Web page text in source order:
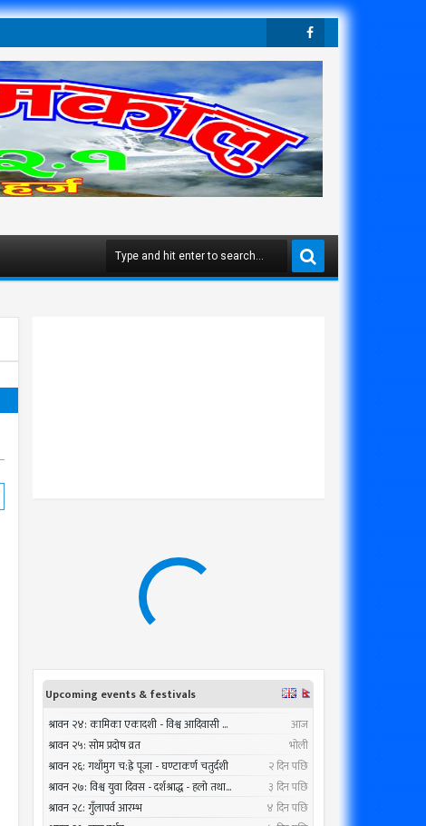
Face
K
Twit